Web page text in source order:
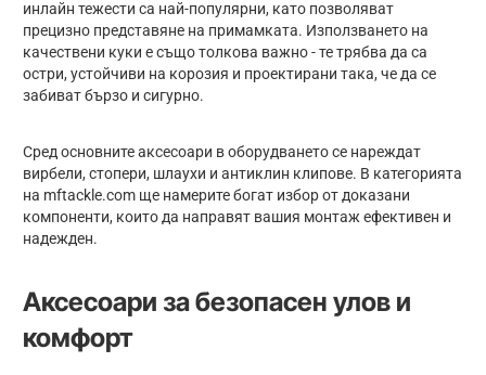
инлайн тежести са най-популярни, като позволяват
прецизно представяне на примамката. Използването на
качествени куки е също толкова важно - те трябва да са
остри, устойчиви на корозия и проектирани така, че да се
забиват бързо и сигурно.
Сред основните аксесоари в оборудването се нареждат
вирбели, стопери, шлаухи и антиклин клипове. В категорията
на mftackle.com ще намерите богат избор от доказани
компоненти, които да направят вашия монтаж ефективен и
надежден.
Аксесоари за безопасен улов и
комфорт